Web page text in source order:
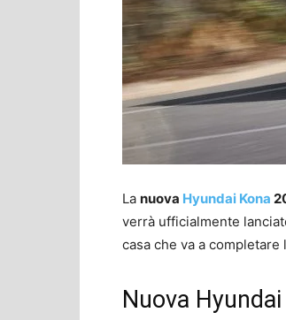
La nuova Hyundai Kona
verrà ufficialmente
casa che va a completare
Nuova